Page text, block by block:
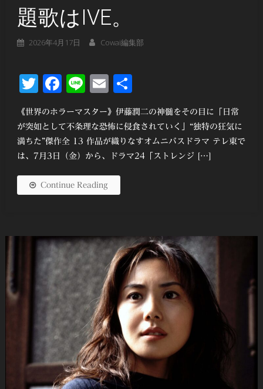
題歌はIVE。
2026年4月17日 Cowai編集部
Twitter
Facebook
LineEmail
《世界のホラーマスター》伊藤潤二の神髄をその目に「日常
が突如として不条理な恐怖に侵食されていく」“独特の狂気に
満ちた”傑作全 13 作品が織りなすオムニバスドラマ テレ東で
は、7月3日（金）から、ドラマ24「ストレンジ […]
Continue Reading